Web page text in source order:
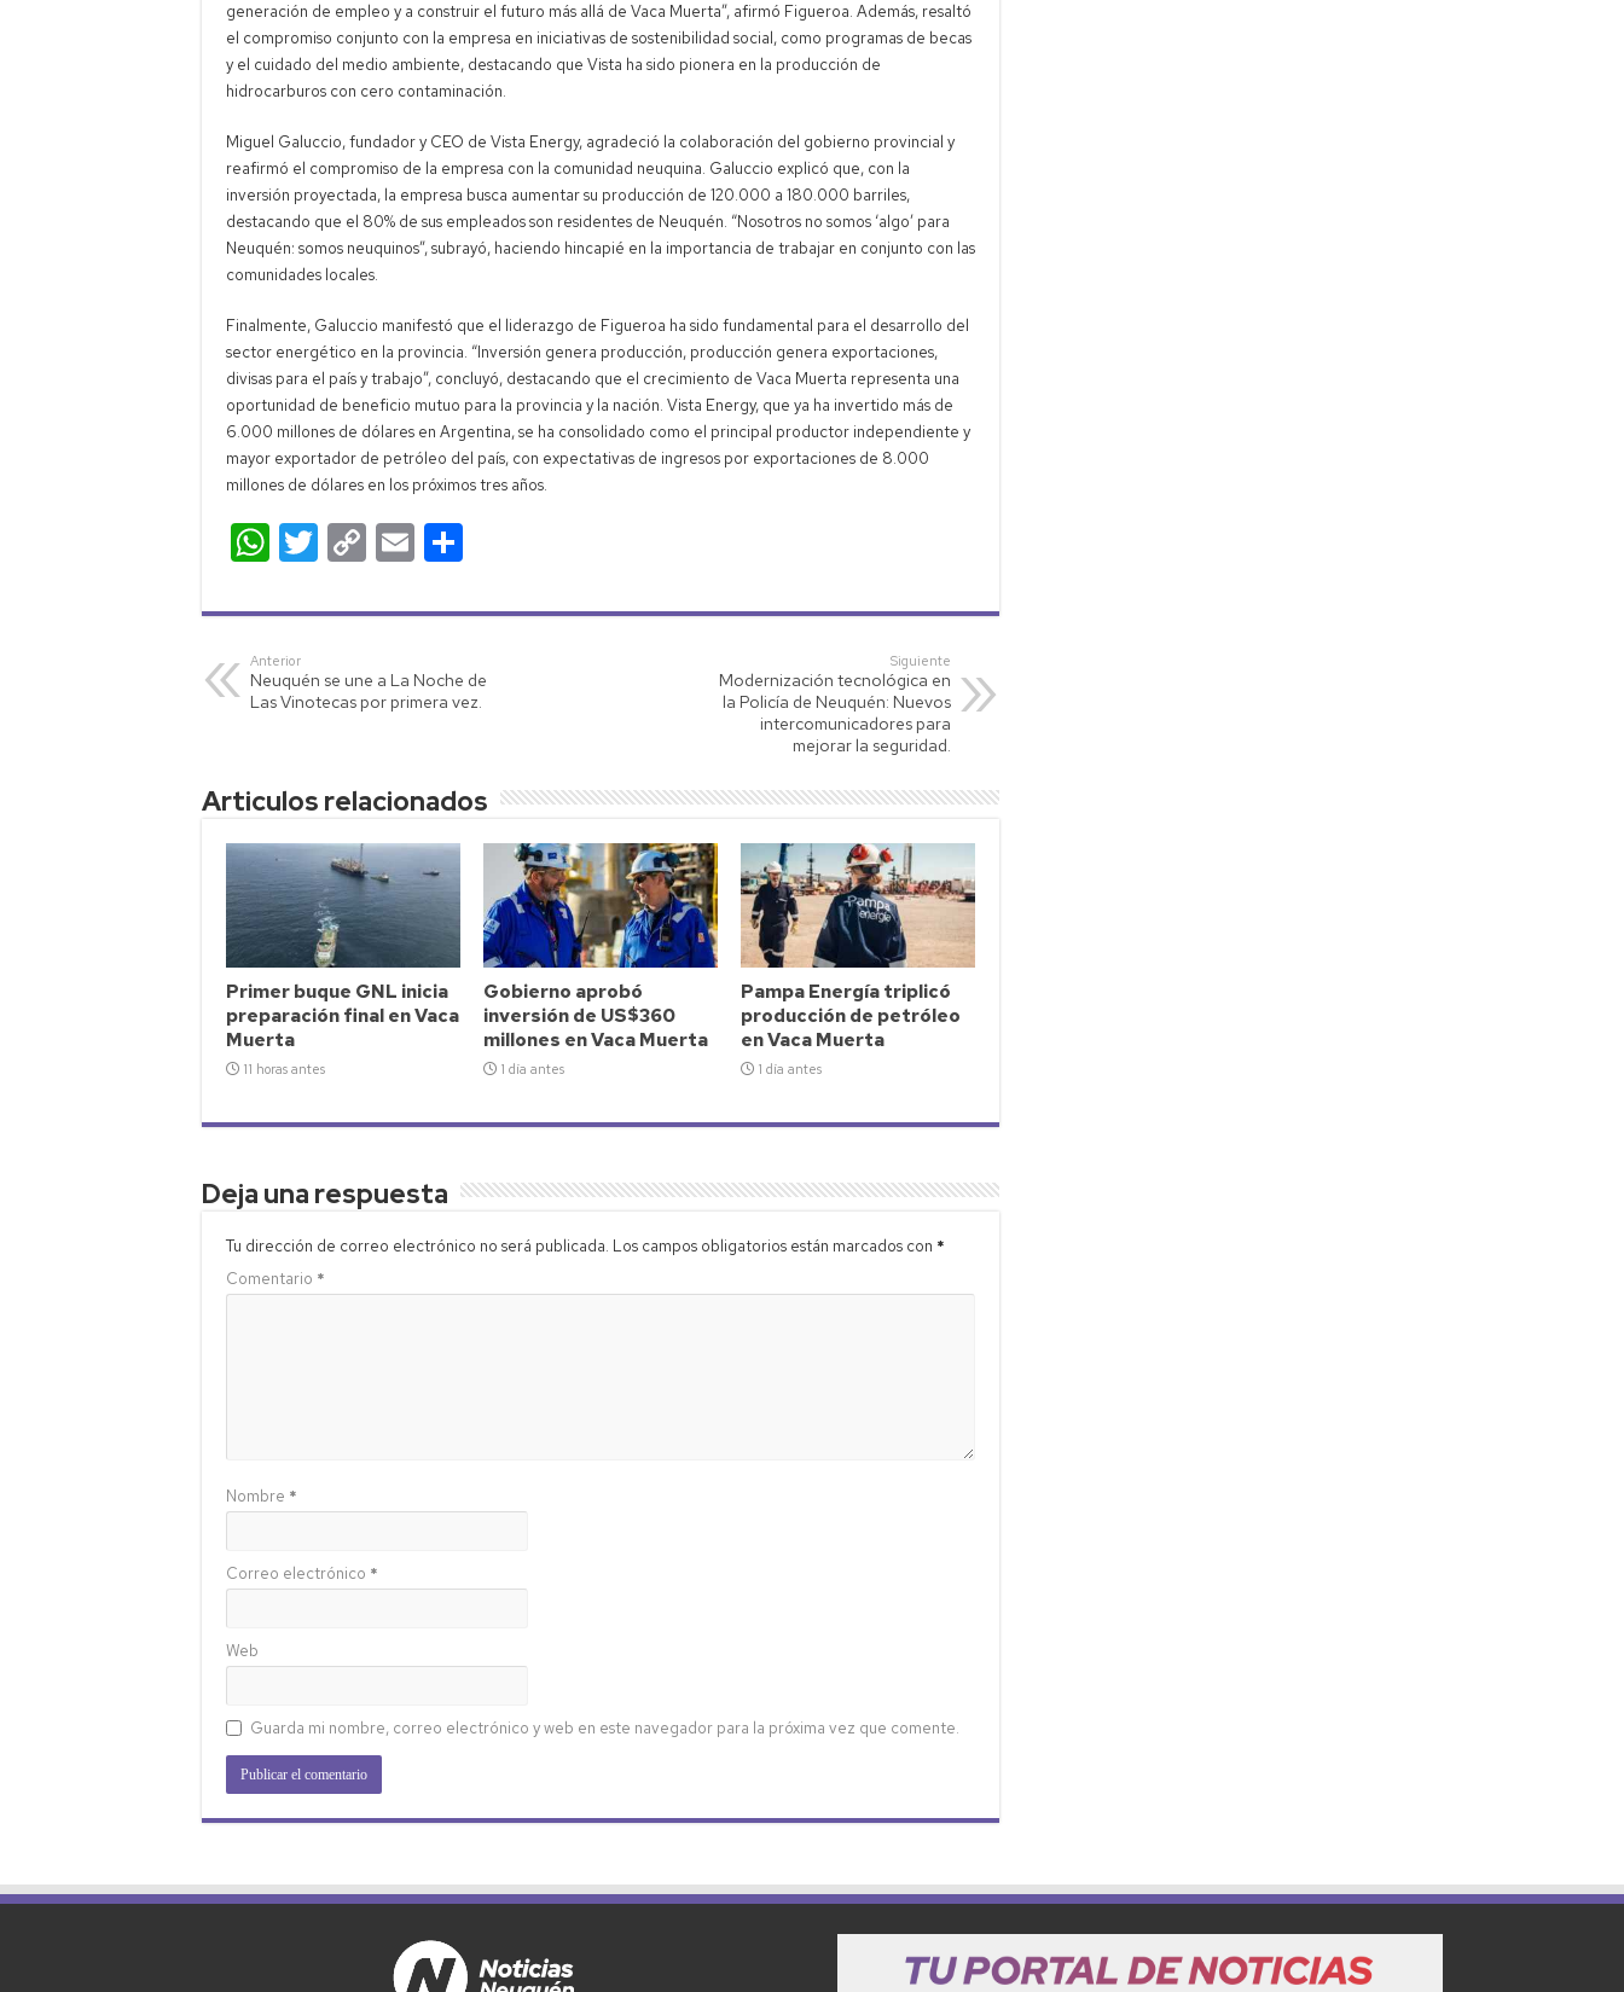
generación de empleo y a construir el futuro más allá de Vaca Muerta”, afirmó Figueroa. Además, resaltó
el compromiso conjunto con la empresa en iniciativas de sostenibilidad social, como programas de becas
y el cuidado del medio ambiente, destacando que Vista ha sido pionera en la producción de
hidrocarburos con cero contaminación.
Miguel Galuccio, fundador y CEO de Vista Energy, agradeció la colaboración del gobierno provincial y
reafirmó el compromiso de la empresa con la comunidad neuquina. Galuccio explicó que, con la
inversión proyectada, la empresa busca aumentar su producción de 120.000 a 180.000 barriles,
destacando que el 80% de sus empleados son residentes de Neuquén. “Nosotros no somos ‘algo’ para
Neuquén: somos neuquinos”, subrayó, haciendo hincapié en la importancia de trabajar en conjunto con las
comunidades locales.
Finalmente, Galuccio manifestó que el liderazgo de Figueroa ha sido fundamental para el desarrollo del
sector energético en la provincia. “Inversión genera producción, producción genera exportaciones,
divisas para el país y trabajo”, concluyó, destacando que el crecimiento de Vaca Muerta representa una
oportunidad de beneficio mutuo para la provincia y la nación. Vista Energy, que ya ha invertido más de
6.000 millones de dólares en Argentina, se ha consolidado como el principal productor independiente y
mayor exportador de petróleo del país, con expectativas de ingresos por exportaciones de 8.000
millones de dólares en los próximos tres años.
W
at
s
A
T
tt
C
p
Li
E
ail m
ar
Anterior
Neuquén se une a La Noche de
Las Vinotecas por primera vez.
Siguiente
Modernización tecnológica en
la Policía de Neuquén: Nuevos
intercomunicadores para
mejorar la seguridad.
Articulos relacionados
Primer buque GNL inicia
preparación final en Vaca
Muerta
11 horas antes
Gobierno aprobó
inversión de US$360
millones en Vaca Muerta
1 día antes
Pampa Energía triplicó
producción de petróleo
en Vaca Muerta
1 día antes
Deja una respuesta
Tu dirección de correo electrónico no será publicada. Los campos obligatorios están marcados con *
Comentario *
Nombre *
Correo electrónico *
Web
Guarda mi nombre, correo electrónico y web en este navegador para la próxima vez que comente.